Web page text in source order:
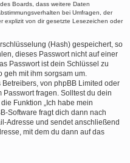
Boards, dass weitere Daten
bei Umfragen, der
explizit von dir gesetzte Lesezeichen oder
(Hash) gespeichert, so
dieses Passwort nicht auf einer
Passwort ist dein Schlüssel zu
geh mit ihm sorgsam um.
von phpBB Limited oder
fragen. Solltest du dein
Funktion „Ich habe mein
Software fragt dich dann nach
Adresse und sendet anschließend
mit dem du dann auf das